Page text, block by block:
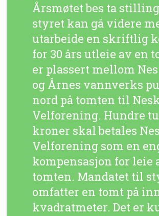
Årsmøtet bes ta
styret kan gå videre
utarbeide en skriftlig
for 30 års utleie av en
er plassert mellom
og Årnes vannverks
nord på tomten til
Velforening. Hundre
kroner skal betales
Velforening som en
kompensasjon for leie
tomten. Mandatet til
omfatter en tomt på
kvadratmeter. Det er